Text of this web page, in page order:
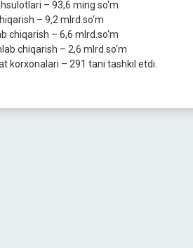
– 93,6 ming so‘m
– 9,2 mlrd.so‘m
chiqarish – 6,6 mlrd.so‘m
chiqarish – 2,6 mlrd.so‘m
korxonalari – 291 tani tashkil etdi.